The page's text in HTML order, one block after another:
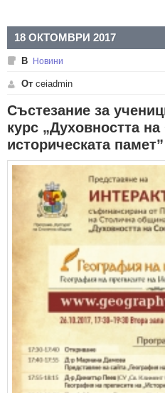
18 ОКТОМВРИ 2017
В Новини
От ceiadmin
Състезание за
курс „Духовността
историческата памет”